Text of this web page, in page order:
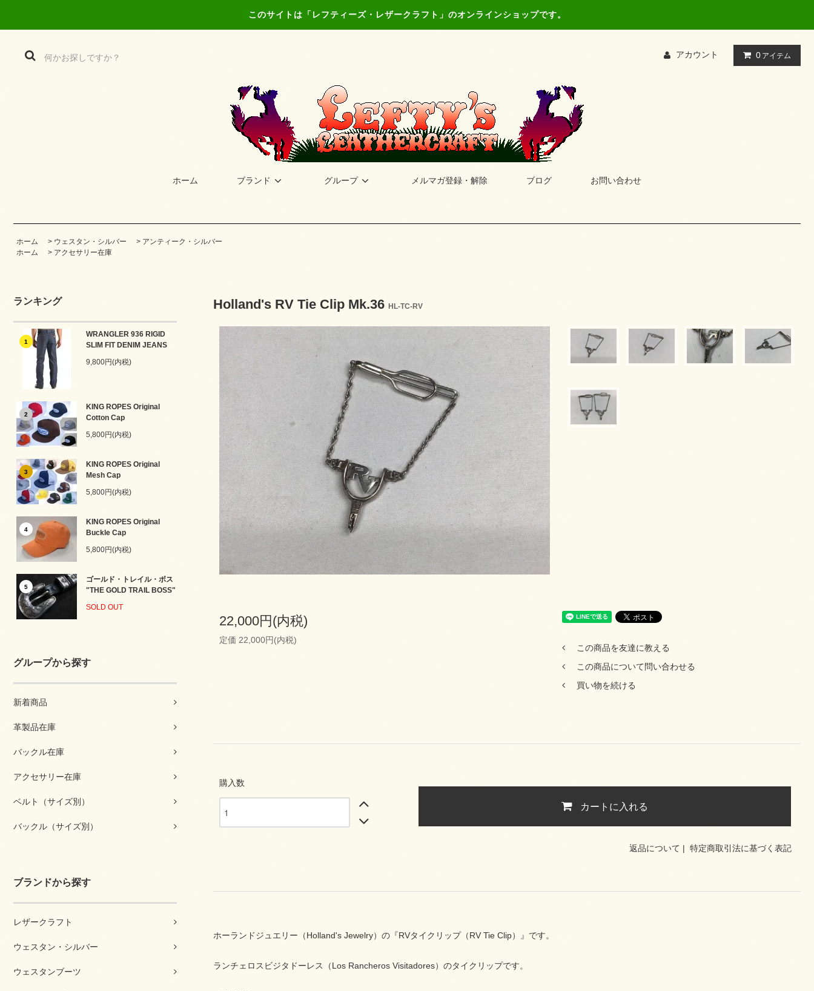
このサイトは「レフティーズ・レザークラフト」のオンラインショップです。
アカウント 0 アイテム
ホーム ブランド グループ メルマガ登録・解除 ブログ お問い合わせ
ホーム > ウェスタン・シルバー > アンティーク・シルバー
ホーム
> アクセサリー在庫
ランキング
1
WRANGLER 936 RIGID
SLIM FIT DENIM JEANS
9,800円(内税)
2
KING ROPES Original
Cotton Cap
5,800円(内税)
3
KING ROPES Original
Mesh Cap
5,800円(内税)
4
KING ROPES Original
Buckle Cap
5,800円(内税)
5
ゴールド・トレイル・ボス
"THE GOLD TRAIL BOSS"
SOLD OUT
グループから探す
新着商品
革製品在庫
バックル在庫
アクセサリー在庫
ベルト（サイズ別）
バックル（サイズ別）
ブランドから探す
レザークラフト
ウェスタン・シルバー
ウェスタンブーツ
Holland's RV Tie Clip Mk.36 HL-TC-RV
22,000円(内税)
定価 22,000円(内税)
この商品を友達に教える
この商品について問い合わせる
買い物を続ける
購入数
カートに入れる
返品について | 特定商取引法に基づく表記
ホーランドジュエリー（Holland's Jewelry）の『RVタイクリップ（RV Tie Clip）』です。
ランチェロスビジタドーレス（Los Rancheros Visitadores）のタイクリップです。